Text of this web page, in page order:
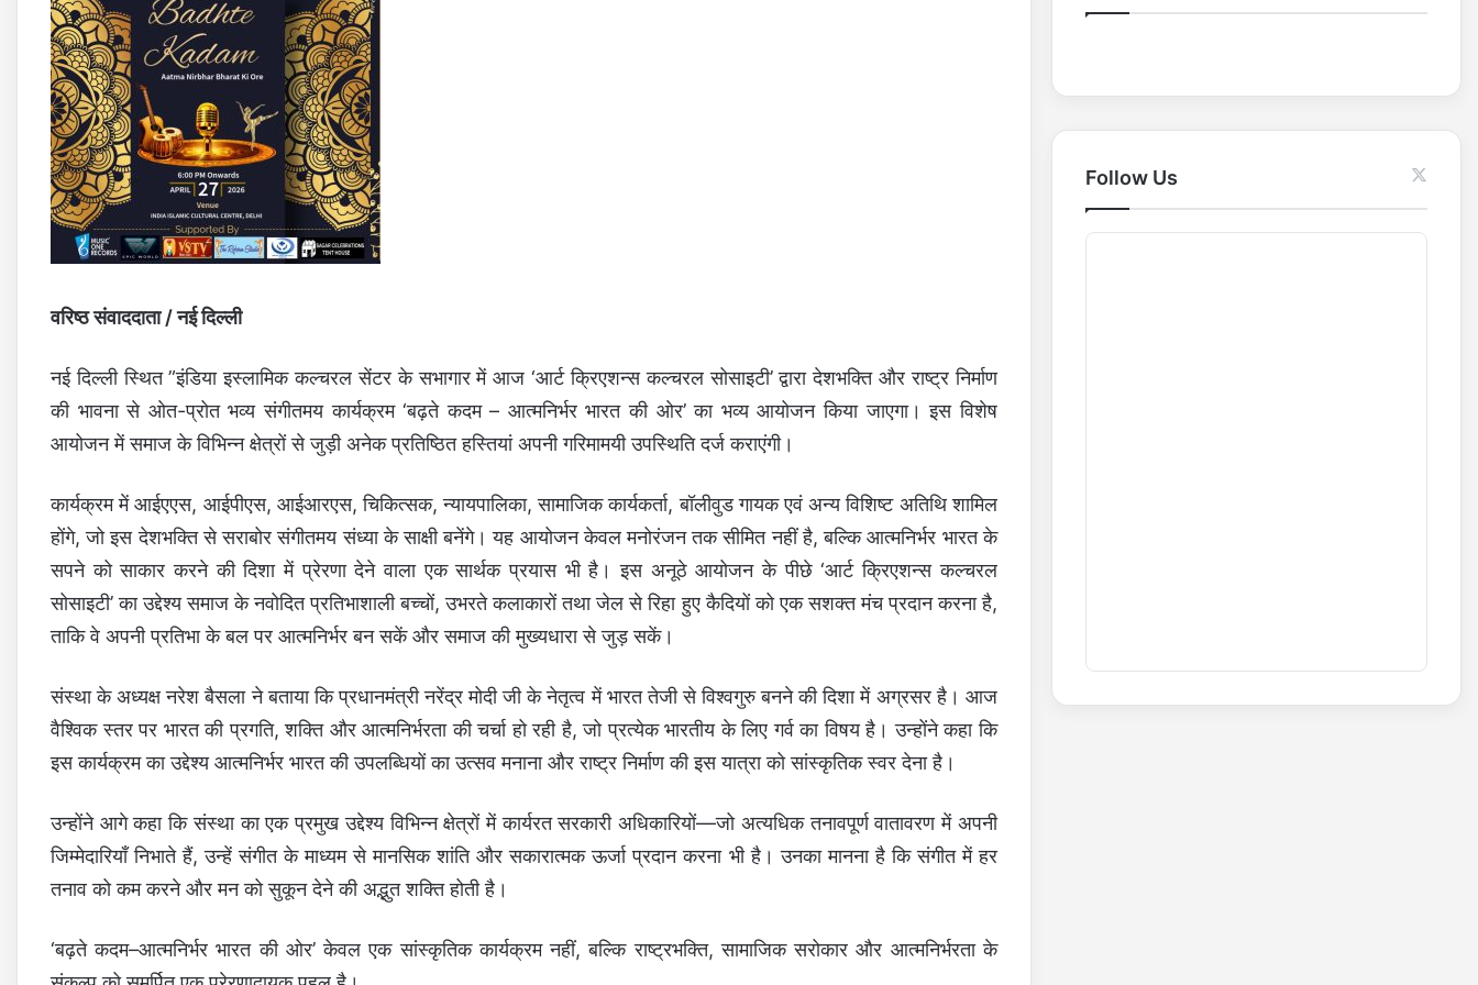
वरिष्ठ संवाददाता / नई दिल्ली
नई दिल्ली स्थित ”इंडिया इस्लामिक कल्चरल सेंटर के सभागार में आज ‘आर्ट क्रिएशन्स कल्चरल सोसाइटी’ द्वारा देशभक्ति और राष्ट्र निर्माण
की भावना से ओत-प्रोत भव्य संगीतमय कार्यक्रम ‘बढ़ते कदम – आत्मनिर्भर भारत की ओर’ का भव्य आयोजन किया जाएगा। इस विशेष
आयोजन में समाज के विभिन्न क्षेत्रों से जुड़ी अनेक प्रतिष्ठित हस्तियां अपनी गरिमामयी उपस्थिति दर्ज कराएंगी।
कार्यक्रम में आईएएस, आईपीएस, आईआरएस, चिकित्सक, न्यायपालिका, सामाजिक कार्यकर्ता, बॉलीवुड गायक एवं अन्य विशिष्ट अतिथि शामिल
होंगे, जो इस देशभक्ति से सराबोर संगीतमय संध्या के साक्षी बनेंगे। यह आयोजन केवल मनोरंजन तक सीमित नहीं है, बल्कि आत्मनिर्भर भारत के
सपने को साकार करने की दिशा में प्रेरणा देने वाला एक सार्थक प्रयास भी है। इस अनूठे आयोजन के पीछे ‘आर्ट क्रिएशन्स कल्चरल
सोसाइटी’ का उद्देश्य समाज के नवोदित प्रतिभाशाली बच्चों, उभरते कलाकारों तथा जेल से रिहा हुए कैदियों को एक सशक्त मंच प्रदान करना है,
ताकि वे अपनी प्रतिभा के बल पर आत्मनिर्भर बन सकें और समाज की मुख्यधारा से जुड़ सकें।
संस्था के अध्यक्ष नरेश बैसला ने बताया कि प्रधानमंत्री नरेंद्र मोदी जी के नेतृत्व में भारत तेजी से विश्वगुरु बनने की दिशा में अग्रसर है। आज
वैश्विक स्तर पर भारत की प्रगति, शक्ति और आत्मनिर्भरता की चर्चा हो रही है, जो प्रत्येक भारतीय के लिए गर्व का विषय है। उन्होंने कहा कि
इस कार्यक्रम का उद्देश्य आत्मनिर्भर भारत की उपलब्धियों का उत्सव मनाना और राष्ट्र निर्माण की इस यात्रा को सांस्कृतिक स्वर देना है।
उन्होंने आगे कहा कि संस्था का एक प्रमुख उद्देश्य विभिन्न क्षेत्रों में कार्यरत सरकारी अधिकारियों—जो अत्यधिक तनावपूर्ण वातावरण में अपनी
जिम्मेदारियाँ निभाते हैं, उन्हें संगीत के माध्यम से मानसिक शांति और सकारात्मक ऊर्जा प्रदान करना भी है। उनका मानना है कि संगीत में हर
तनाव को कम करने और मन को सुकून देने की अद्भुत शक्ति होती है।
‘बढ़ते कदम–आत्मनिर्भर भारत की ओर’ केवल एक सांस्कृतिक कार्यक्रम नहीं, बल्कि राष्ट्रभक्ति, सामाजिक सरोकार और आत्मनिर्भरता के
o
Follow Us